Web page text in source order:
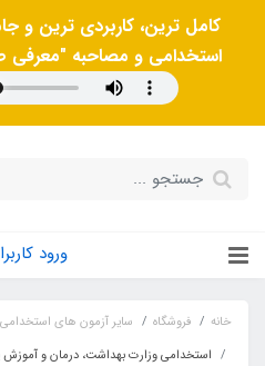
کامل ترین، کاربردی ترین و
استخدامی و مصاحبه "معرفی
ورود
خانه فروشگاه
سایر آزمون های استخدامی
استخدامی وزارت بهداشت، درمان و